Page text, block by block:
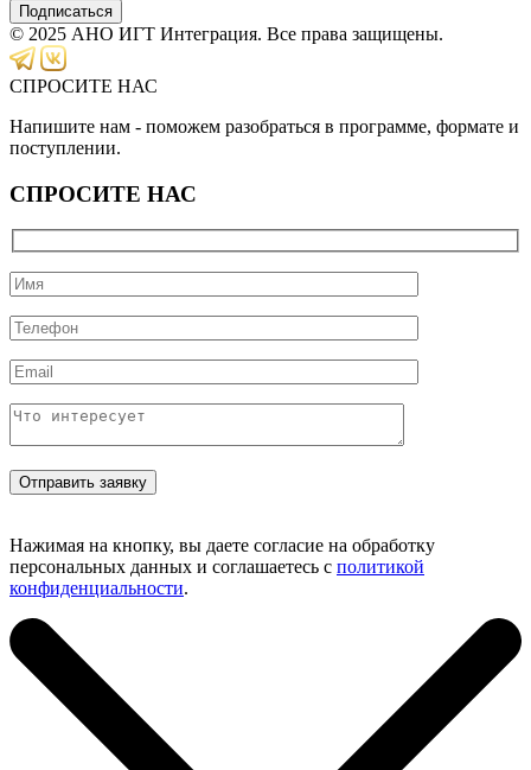
Подписаться
© 2025 АНО ИГТ Интеграция. Все права защищены.
СПРОСИТЕ НАС
Напишите нам - поможем разобраться в программе, формате и
поступлении.
СПРОСИТЕ НАС
Нажимая на кнопку, вы даете согласие на обработку
персональных данных и соглашаетесь с политикой
конфиденциальности.